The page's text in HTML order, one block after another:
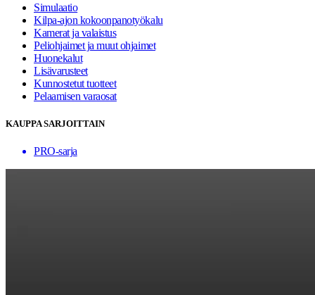
Simulaatio
Kilpa-ajon kokoonpanotyökalu
Kamerat ja valaistus
Peliohjaimet ja muut ohjaimet
Huonekalut
Lisävarusteet
Kunnostetut tuotteet
Pelaamisen varaosat
KAUPPA SARJOITTAIN
PRO-sarja